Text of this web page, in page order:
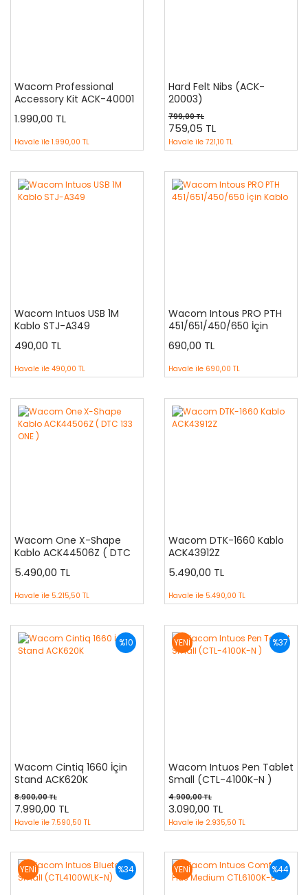
Wacom Professional
Accessory Kit ACK-40001
1.990,00 TL
Havale ile 1.990,00 TL
Hard Felt Nibs (ACK-
20003)
799,00 TL
759,05 TL
Havale ile 721,10 TL
Wacom Intuos USB 1M
Kablo STJ-A349
490,00 TL
Havale ile 490,00 TL
Wacom Intous PRO PTH
451/651/450/650 İçin
690,00 TL
Havale ile 690,00 TL
Wacom One X-Shape
Kablo ACK44506Z ( DTC
5.490,00 TL
Havale ile 5.215,50 TL
Wacom DTK-1660 Kablo
ACK43912Z
5.490,00 TL
Havale ile 5.490,00 TL
%10
Wacom Cintiq 1660 İçin
Stand ACK620K
8.900,00 TL
7.990,00 TL
Havale ile 7.590,50 TL
%37
YENİ
Wacom Intuos Pen Tablet
Small (CTL-4100K-N )
4.900,00 TL
3.090,00 TL
Havale ile 2.935,50 TL
%34
YENİ %44
YENİ